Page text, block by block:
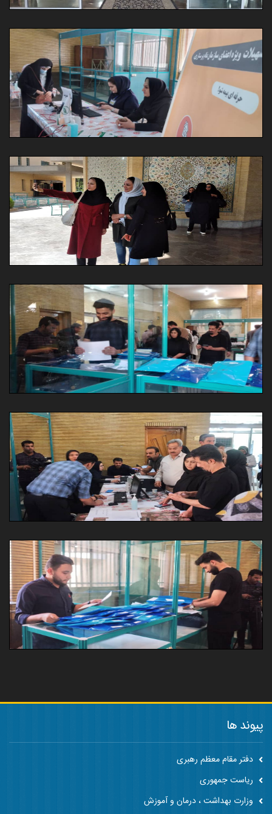
پیوند ها
دفتر مقام معظم رهبری
ریاست جمهوری
وزارت بهداشت ، درمان و آموزش